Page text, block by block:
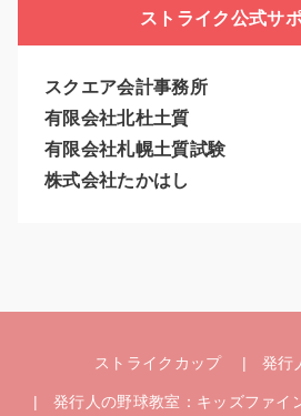
ストライク公式サ
スクエア会計事務所
有限会社北杜土質
有限会社札幌土質試験
株式会社たかはし
ストライクカップ 発行
発行人の野球教室：キッズファイ